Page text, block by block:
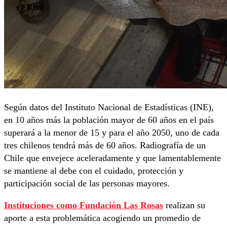
Según datos del Instituto Nacional de Estadísticas (INE),
en 10 años más la población mayor de 60 años en el país
superará a la menor de 15 y para el año 2050, uno de cada
tres chilenos tendrá más de 60 años. Radiografía de un
Chile que envejece aceleradamente y que lamentablemente
se mantiene al debe con el cuidado, protección y
participación social de las personas mayores.
Instituciones como Fundación Las Rosas realizan su
aporte a esta problemática acogiendo un promedio de